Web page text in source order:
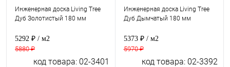
Инженерная доска Living Tree
Дуб Золотистый 180 мм
5292 ₽ / м2
5880 ₽
код товара: 02-3401
Инженерная доска Living Tree
Дуб Дымчатый 180 мм
5373 ₽ / м2
5970 ₽
код товара: 02-3392